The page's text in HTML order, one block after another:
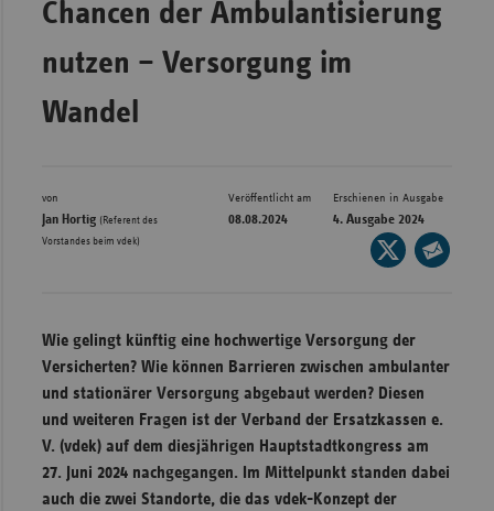
Chancen der Ambulantisierung
nutzen – Versorgung im
Wandel
von
Jan Hortig (Referent des
Vorstandes beim vdek)
Veröffentlicht am
08.08.2024
Erschienen in Ausgabe
4. Ausgabe 2024
Seite
auf
Mail
Wie gelingt künftig eine hochwertige Versorgung der
Versicherten? Wie können Barrieren zwischen ambulanter
und stationärer Versorgung abgebaut werden? Diesen
und weiteren Fragen ist der Verband der Ersatzkassen e.
V. (vdek) auf dem diesjährigen Hauptstadtkongress am
27. Juni 2024 nachgegangen. Im Mittelpunkt standen dabei
auch die zwei Standorte, die das vdek-Konzept der